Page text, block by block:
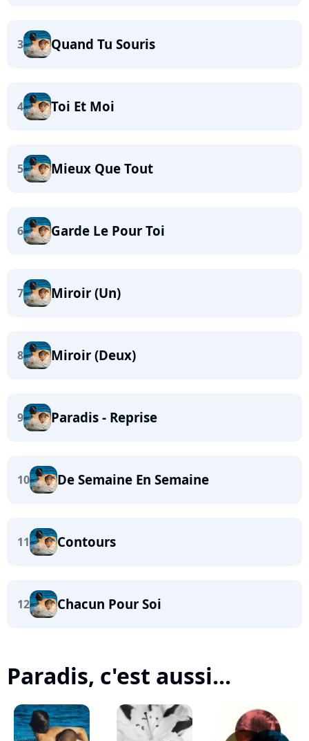
3 Quand Tu Souris
4 Toi Et Moi
5 Mieux Que Tout
6 Garde Le Pour Toi
7 Miroir (Un)
8 Miroir (Deux)
9 Paradis - Reprise
10 De Semaine En Semaine
11 Contours
12 Chacun Pour Soi
Paradis, c'est aussi...